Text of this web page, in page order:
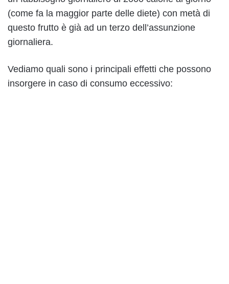
(come fa la maggior parte delle diete) con metà di
questo frutto è già ad un terzo dell’assunzione
giornaliera.
Vediamo quali sono i principali effetti che possono
insorgere in caso di consumo eccessivo: